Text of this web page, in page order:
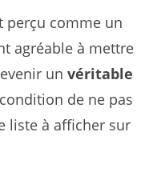
perçu comme un
agréable à mettre
un véritable
de ne pas
liste à afficher sur